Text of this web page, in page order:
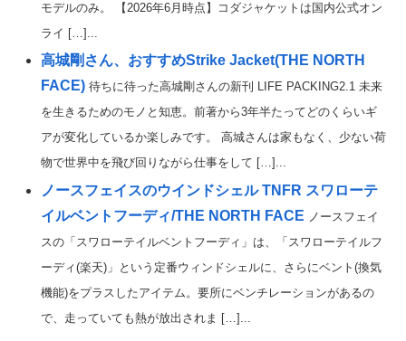
モデルのみ。 【2026年6月時点】コダジャケットは国内公式オン
ライ […]...
高城剛さん、おすすめStrike Jacket(THE NORTH
FACE) 待ちに待った高城剛さんの新刊 LIFE PACKING2.1 未来
を生きるためのモノと知恵。前著から3年半たってどのくらいギ
アが変化しているか楽しみです。 高城さんは家もなく、少ない荷
物で世界中を飛び回りながら仕事をして […]...
ノースフェイスのウインドシェル TNFR スワローテ
イルベントフーディ/THE NORTH FACE ノースフェイ
スの「スワローテイルベントフーディ」は、「スワローテイルフ
ーディ(楽天)」という定番ウィンドシェルに、さらにベント(換気
機能)をプラスしたアイテム。要所にベンチレーションがあるの
で、走っていても熱が放出されま […]...